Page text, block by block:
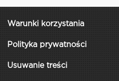
Warunki korzystania
Polityka prywatności
Usuwanie treści